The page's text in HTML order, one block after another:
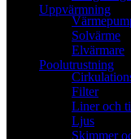
Uppvärmning
Solvärme
Elvärmare
Poolutrustning
Filter
Liner och
Ljus
Skimmer